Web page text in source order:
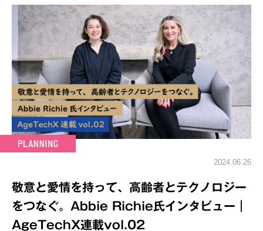
2024.06.26
敬意と愛情を持って、高齢者とテクノロジー
をつなぐ。Abbie Richie氏インタビュー｜
AgeTechX連載vol.02